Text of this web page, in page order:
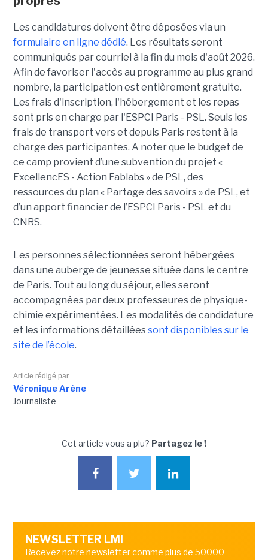
Les candidatures doivent être déposées via un
formulaire en ligne dédié. Les résultats seront
communiqués par courriel à la fin du mois d'août 2026.
Afin de favoriser l'accès au programme au plus grand
nombre, la participation est entièrement gratuite.
Les frais d'inscription, l'hébergement et les repas
sont pris en charge par l'ESPCI Paris - PSL. Seuls les
frais de transport vers et depuis Paris restent à la
charge des participantes. A noter que le budget de
ce camp provient d’une subvention du projet «
ExcellencES - Action Fablabs » de PSL, des
ressources du plan « Partage des savoirs » de PSL, et
d’un apport financier de l’ESPCI Paris - PSL et du
CNRS.
Les personnes sélectionnées seront hébergées
dans une auberge de jeunesse située dans le centre
de Paris. Tout au long du séjour, elles seront
accompagnées par deux professeures de physique-
chimie expérimentées. Les modalités de candidature
et les informations détailléessont disponibles sur le
site de l’école.
Article rédigé par
Véronique Arène
Journaliste
Cet article vous a plu? Partagez le !
NEWSLETTER LMI
Recevez notre newsletter comme plus de 50000